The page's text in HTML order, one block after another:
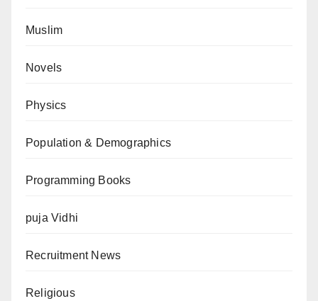
Muslim
Novels
Physics
Population & Demographics
Programming Books
puja Vidhi
Recruitment News
Religious